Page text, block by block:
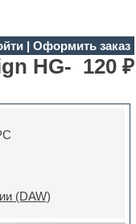
| Оформить заказ
HG- 120 ₽
(DAW)